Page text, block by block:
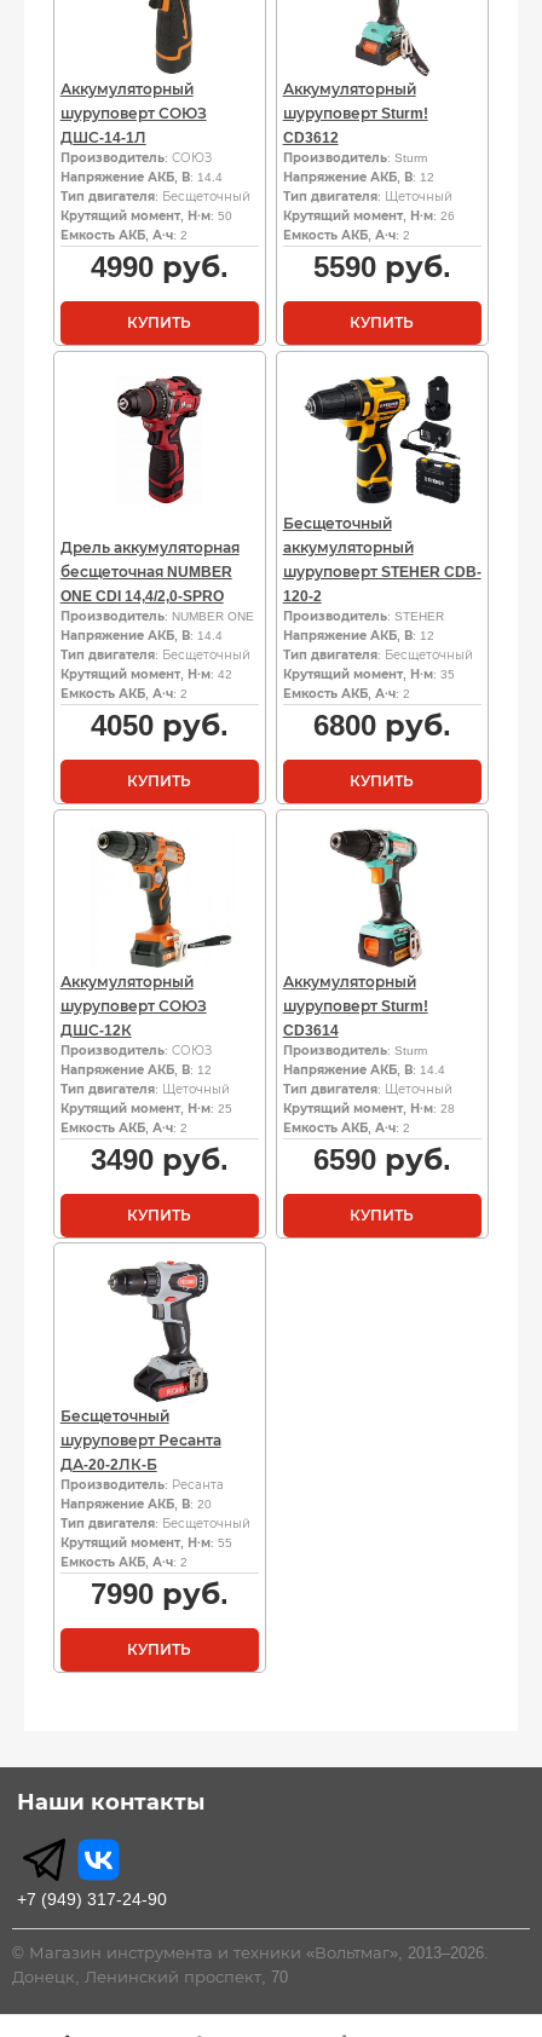
Аккумуляторный
шуруповерт СОЮЗ
ДШС-14-1Л
Производитель: СОЮЗ
Напряжение АКБ, В: 14.4
Тип двигателя: Бесщеточный
Крутящий момент, Н·м: 50
Емкость АКБ, А·ч: 2
4990руб.
КУПИТЬ
Аккумуляторный
шуруповерт Sturm!
CD3612
Производитель: Sturm
Напряжение АКБ, В: 12
Тип двигателя: Щеточный
Крутящий момент, Н·м: 26
Емкость АКБ, А·ч: 2
5590руб.
КУПИТЬ
Дрель аккумуляторная
бесщеточная NUMBER
ONE CDI 14,4/2,0-SPRO
Производитель: NUMBER ONE
Напряжение АКБ, В: 14.4
Тип двигателя: Бесщеточный
Крутящий момент, Н·м: 42
Емкость АКБ, А·ч: 2
4050руб.
КУПИТЬ
Бесщеточный
аккумуляторный
шуруповерт STEHER CDB-
120-2
Производитель: STEHER
Напряжение АКБ, В: 12
Тип двигателя: Бесщеточный
Крутящий момент, Н·м: 35
Емкость АКБ, А·ч: 2
6800руб.
КУПИТЬ
Аккумуляторный
шуруповерт СОЮЗ
ДШС-12К
Производитель: СОЮЗ
Напряжение АКБ, В: 12
Тип двигателя: Щеточный
Крутящий момент, Н·м: 25
Емкость АКБ, А·ч: 2
3490руб.
КУПИТЬ
Аккумуляторный
шуруповерт Sturm!
CD3614
Производитель: Sturm
Напряжение АКБ, В: 14.4
Тип двигателя: Щеточный
Крутящий момент, Н·м: 28
Емкость АКБ, А·ч: 2
6590руб.
КУПИТЬ
Бесщеточный
шуруповерт Ресанта
ДА-20-2ЛК-Б
Производитель: Ресанта
Напряжение АКБ, В: 20
Тип двигателя: Бесщеточный
Крутящий момент, Н·м: 55
Емкость АКБ, А·ч: 2
7990руб.
КУПИТЬ
Наши контакты
+7 (949) 317-24-90
© Магазин инструмента и техники «Вольтмаг», 2013–2026.
Донецк, Ленинский проспект, 70